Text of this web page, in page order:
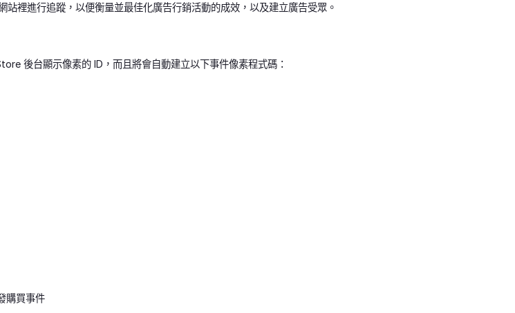
裡進行追蹤，以便衡量並最佳化廣告行銷活動的成效，以及建立廣告受眾。
後台顯示像素的 ID，而且將會自動建立以下事件像素程式碼：
購買事件